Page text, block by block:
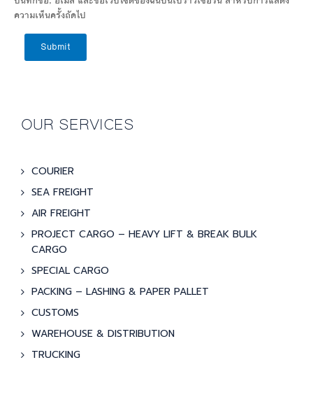
ความเห็นครั้งถัดไป
Submit
OUR SERVICES
COURIER
SEA FREIGHT
AIR FREIGHT
PROJECT CARGO – HEAVY LIFT & BREAK BULK
CARGO
SPECIAL CARGO
PACKING – LASHING & PAPER PALLET
CUSTOMS
WAREHOUSE & DISTRIBUTION
TRUCKING